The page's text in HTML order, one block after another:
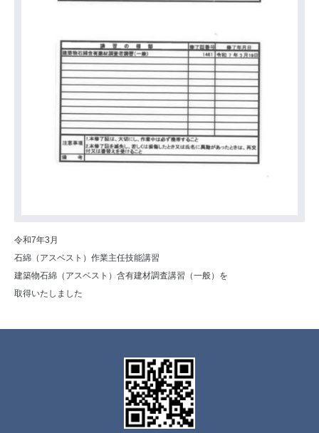
令和7年3月
石綿（アスベスト）作業主任技能講習
建築物石綿（アスベスト）含有建材調査講習（一般）を
取得いたしました